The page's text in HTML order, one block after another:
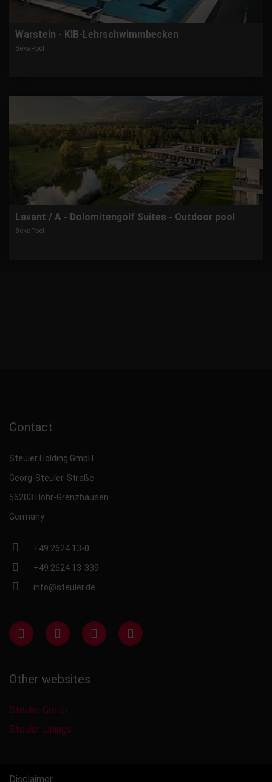
Warstein - KIB-Lehrschwimmbecken
BekaPool
Lavant / A - Dolomitengolf Suites - Outdoor pool
BekaPool
Contact
Steuler Holding GmbH
Georg-Steuler-Straße
56203 Höhr-Grenzhausen
Germany
+49 2624 13-0
+49 2624 13-339
info@steuler.de
Other websites
Steuler Group
Steuler Linings
Disclaimer